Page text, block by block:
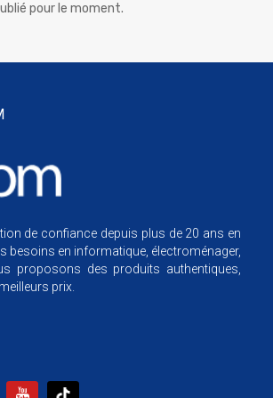
pour le moment.
de confiance depuis plus de 20 ans en
besoins en informatique, électroménager,
proposons des produits authentiques,
prix.